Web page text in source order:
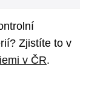
Zjistíte to v
v ČR.